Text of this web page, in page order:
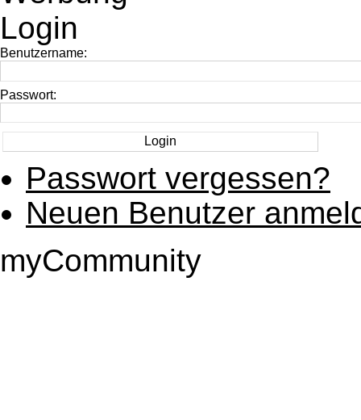
Login
Benutzername:
Passwort:
Passwort vergessen?
Neuen Benutzer
myCommunity